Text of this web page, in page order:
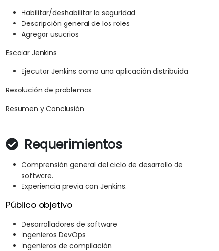
Habilitar/deshabilitar la seguridad
Descripción general de los roles
Agregar usuarios
Escalar Jenkins
Ejecutar Jenkins como una aplicación distribuida
Resolución de problemas
Resumen y Conclusión
Requerimientos
Comprensión general del ciclo de desarrollo de
software.
Experiencia previa con Jenkins.
Público objetivo
Desarrolladores de software
Ingenieros DevOps
Ingenieros de compilación